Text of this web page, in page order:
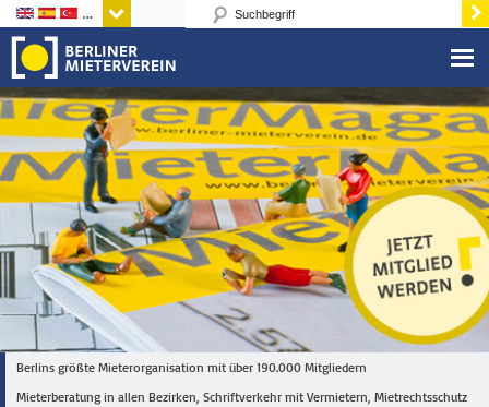
Sprachen
Berlins größte Mieterorganisation mit über 190.000 Mitgliedern
Mieterberatung in allen Bezirken, Schriftverkehr mit Vermietern, Mietrechtsschutz